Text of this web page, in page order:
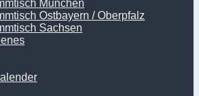
München
Ostbayern / Oberpfalz
Sachsen